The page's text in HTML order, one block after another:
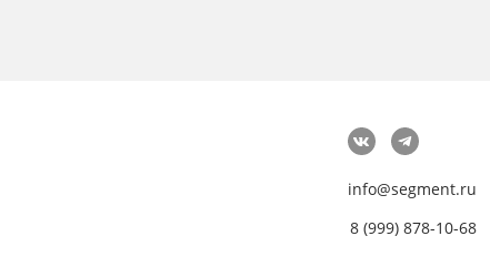
info@segment.ru
8 (999) 878-10-68